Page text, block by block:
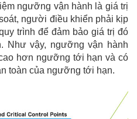
ngưỡng vận hành là giá trị
người điều khiển phải kịp
trình để đảm bảo giá trị đó
Như vậy, ngưỡng vận hành
hơn ngưỡng tới hạn và có
toàn của ngưỡng tới hạn.